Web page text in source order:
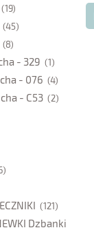
(19)
(45)
(8)
- 329 (1)
- 076 (4)
- C53 (2)
(121)
Dzbanki